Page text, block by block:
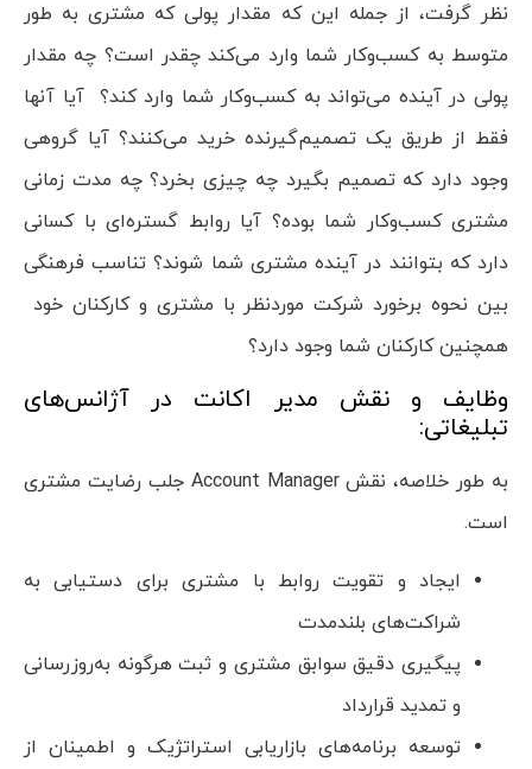
نظر گرفت، از جمله این که مقدار پولی که مشتری به طور
متوسط به کسب‌وکار شما وارد می‌کند چقدر است؟ چه مقدار
پولی در آینده می‌تواند به کسب‌وکار شما وارد کند؟ آیا آنها
فقط از طریق یک تصمیم‌گیرنده خرید می‌کنند؟ آیا گروهی
وجود دارد که تصمیم بگیرد چه چیزی بخرد؟ چه مدت زمانی
مشتری کسب‌وکار شما بوده؟ آیا روابط گستره‌ای با کسانی
دارد که بتوانند در آینده مشتری شما شوند؟ تناسب فرهنگی
بین نحوه برخورد شرکت موردنظر با مشتری و کارکنان خود
همچنین کارکنان شما وجود دارد؟
وظایف و نقش مدیر اکانت در آژانس‌های
تبلیغاتی:
به طور خلاصه، نقش Account Manager جلب رضایت مشتری
است.
ایجاد و تقویت روابط با مشتری برای دستیابی به
شراکت‌های بلندمدت
پیگیری دقیق سوابق مشتری و ثبت هرگونه به‌روزرسانی
و تمدید قرارداد
توسعه برنامه‌های بازاریابی استراتژیک و اطمینان از